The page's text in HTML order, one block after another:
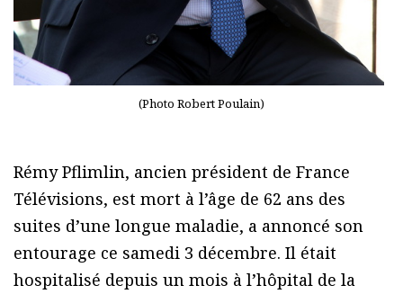
(Photo Robert Poulain)
Rémy Pflimlin, ancien président de France
Télévisions, est mort à l’âge de 62 ans des
suites d’une longue maladie, a annoncé son
entourage ce samedi 3 décembre. Il était
hospitalisé depuis un mois à l’hôpital de la